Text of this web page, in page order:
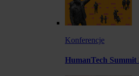
Konferencje
HumanTech Summit